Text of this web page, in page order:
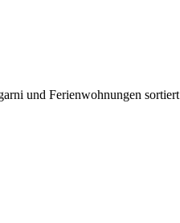
und Ferienwohnungen sortiert